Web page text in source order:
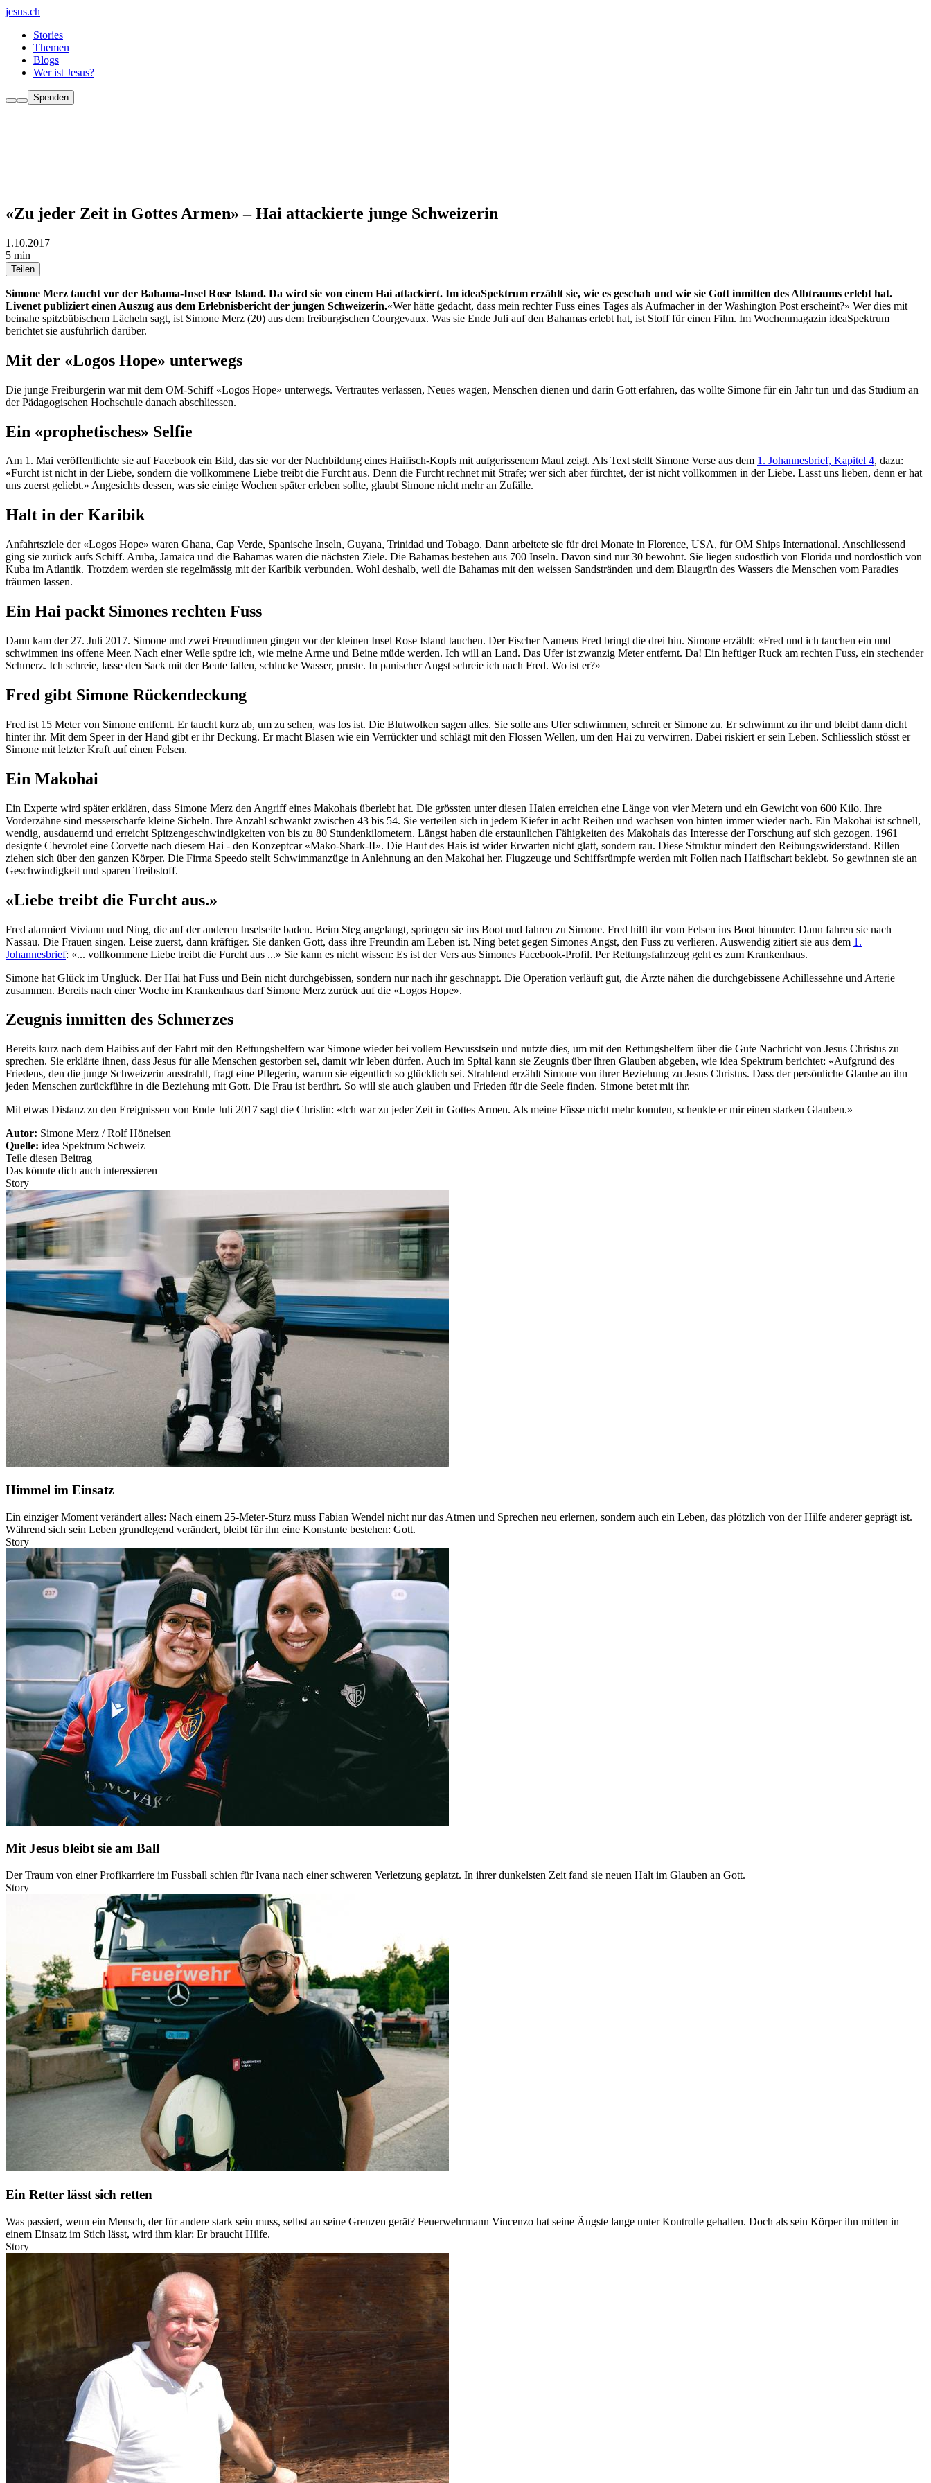
jesus.ch
Stories
Themen
Blogs
Wer ist Jesus?
Spenden
«Zu jeder Zeit in Gottes Armen» – Hai attackierte junge Schweizerin
1.10.2017
5 min
Teilen
Simone Merz taucht vor der Bahama-Insel Rose Island. Da wird sie von einem Hai attackiert. Im ideaSpektrum erzählt sie, wie es geschah und wie sie Gott inmitten des Albtraums erlebt hat.
Livenet publiziert einen Auszug aus dem Erlebnisbericht der jungen Schweizerin.«Wer hätte gedacht, dass mein rechter Fuss eines Tages als Aufmacher in der Washington Post erscheint?» Wer dies mit
beinahe spitzbübischem Lächeln sagt, ist Simone Merz (20) aus dem freiburgischen Courgevaux. Was sie Ende Juli auf den Bahamas erlebt hat, ist Stoff für einen Film. Im Wochenmagazin ideaSpektrum
berichtet sie ausführlich darüber.
Mit der «Logos Hope» unterwegs
Die junge Freiburgerin war mit dem OM-Schiff «Logos Hope» unterwegs. Vertrautes verlassen, Neues wagen, Menschen dienen und darin Gott erfahren, das wollte Simone für ein Jahr tun und das Studium an
der Pädagogischen Hochschule danach abschliessen.
Ein «prophetisches» Selfie
Am 1. Mai veröffentlichte sie auf Facebook ein Bild, das sie vor der Nachbildung eines Haifisch-Kopfs mit aufgerissenem Maul zeigt. Als Text stellt Simone Verse aus dem 1. Johannesbrief, Kapitel 4, dazu:
«Furcht ist nicht in der Liebe, sondern die vollkommene Liebe treibt die Furcht aus. Denn die Furcht rechnet mit Strafe; wer sich aber fürchtet, der ist nicht vollkommen in der Liebe. Lasst uns lieben, denn er hat
uns zuerst geliebt.» Angesichts dessen, was sie einige Wochen später erleben sollte, glaubt Simone nicht mehr an Zufälle.
Halt in der Karibik
Anfahrtsziele der «Logos Hope» waren Ghana, Cap Verde, Spanische Inseln, Guyana, Trinidad und Tobago. Dann arbeitete sie für drei Monate in Florence, USA, für OM Ships International. Anschliessend
ging sie zurück aufs Schiff. Aruba, Jamaica und die Bahamas waren die nächsten Ziele. Die Bahamas bestehen aus 700 Inseln. Davon sind nur 30 bewohnt. Sie liegen südöstlich von Florida und nordöstlich von
Kuba im Atlantik. Trotzdem werden sie regelmässig mit der Karibik verbunden. Wohl deshalb, weil die Bahamas mit den weissen Sandstränden und dem Blaugrün des Wassers die Menschen vom Paradies
träumen lassen.
Ein Hai packt Simones rechten Fuss
Dann kam der 27. Juli 2017. Simone und zwei Freundinnen gingen vor der kleinen Insel Rose Island tauchen. Der Fischer Namens Fred bringt die drei hin. Simone erzählt: «Fred und ich tauchen ein und
schwimmen ins offene Meer. Nach einer Weile spüre ich, wie meine Arme und Beine müde werden. Ich will an Land. Das Ufer ist zwanzig Meter entfernt. Da! Ein heftiger Ruck am rechten Fuss, ein stechender
Schmerz. Ich schreie, lasse den Sack mit der Beute fallen, schlucke Wasser, pruste. In panischer Angst schreie ich nach Fred. Wo ist er?»
Fred gibt Simone Rückendeckung
Fred ist 15 Meter von Simone entfernt. Er taucht kurz ab, um zu sehen, was los ist. Die Blutwolken sagen alles. Sie solle ans Ufer schwimmen, schreit er Simone zu. Er schwimmt zu ihr und bleibt dann dicht
hinter ihr. Mit dem Speer in der Hand gibt er ihr Deckung. Er macht Blasen wie ein Verrückter und schlägt mit den Flossen Wellen, um den Hai zu verwirren. Dabei riskiert er sein Leben. Schliesslich stösst er
Simone mit letzter Kraft auf einen Felsen.
Ein Makohai
Ein Experte wird später erklären, dass Simone Merz den Angriff eines Makohais überlebt hat. Die grössten unter diesen Haien erreichen eine Länge von vier Metern und ein Gewicht von 600 Kilo. Ihre
Vorderzähne sind messerscharfe kleine Sicheln. Ihre Anzahl schwankt zwischen 43 bis 54. Sie verteilen sich in jedem Kiefer in acht Reihen und wachsen von hinten immer wieder nach. Ein Makohai ist schnell,
wendig, ausdauernd und erreicht Spitzengeschwindigkeiten von bis zu 80 Stundenkilometern. Längst haben die erstaunlichen Fähigkeiten des Makohais das Interesse der Forschung auf sich gezogen. 1961
designte Chevrolet eine Corvette nach diesem Hai - den Konzeptcar «Mako-Shark-II». Die Haut des Hais ist wider Erwarten nicht glatt, sondern rau. Diese Struktur mindert den Reibungswiderstand. Rillen
ziehen sich über den ganzen Körper. Die Firma Speedo stellt Schwimmanzüge in Anlehnung an den Makohai her. Flugzeuge und Schiffsrümpfe werden mit Folien nach Haifischart beklebt. So gewinnen sie an
Geschwindigkeit und sparen Treibstoff.
«Liebe treibt die Furcht aus.»
Fred alarmiert Viviann und Ning, die auf der anderen Inselseite baden. Beim Steg angelangt, springen sie ins Boot und fahren zu Simone. Fred hilft ihr vom Felsen ins Boot hinunter. Dann fahren sie nach
Nassau. Die Frauen singen. Leise zuerst, dann kräftiger. Sie danken Gott, dass ihre Freundin am Leben ist. Ning betet gegen Simones Angst, den Fuss zu verlieren. Auswendig zitiert sie aus dem 1.
Johannesbrief: «... vollkommene Liebe treibt die Furcht aus ...» Sie kann es nicht wissen: Es ist der Vers aus Simones Facebook-Profil. Per Rettungsfahrzeug geht es zum Krankenhaus.
Simone hat Glück im Unglück. Der Hai hat Fuss und Bein nicht durchgebissen, sondern nur nach ihr geschnappt. Die Operation verläuft gut, die Ärzte nähen die durchgebissene Achillessehne und Arterie
zusammen. Bereits nach einer Woche im Krankenhaus darf Simone Merz zurück auf die «Logos Hope».
Zeugnis inmitten des Schmerzes
Bereits kurz nach dem Haibiss auf der Fahrt mit den Rettungshelfern war Simone wieder bei vollem Bewusstsein und nutzte dies, um mit den Rettungshelfern über die Gute Nachricht von Jesus Christus zu
sprechen. Sie erklärte ihnen, dass Jesus für alle Menschen gestorben sei, damit wir leben dürfen. Auch im Spital kann sie Zeugnis über ihren Glauben abgeben, wie idea Spektrum berichtet: «Aufgrund des
Friedens, den die junge Schweizerin ausstrahlt, fragt eine Pflegerin, warum sie eigentlich so glücklich sei. Strahlend erzählt Simone von ihrer Beziehung zu Jesus Christus. Dass der persönliche Glaube an ihn
jeden Menschen zurückführe in die Beziehung mit Gott. Die Frau ist berührt. So will sie auch glauben und Frieden für die Seele finden. Simone betet mit ihr.
Mit etwas Distanz zu den Ereignissen von Ende Juli 2017 sagt die Christin: «Ich war zu jeder Zeit in Gottes Armen. Als meine Füsse nicht mehr konnten, schenkte er mir einen starken Glauben.»
Autor: Simone Merz / Rolf Höneisen
Quelle: idea Spektrum Schweiz
Teile diesen Beitrag
Das könnte dich auch interessieren
Story
Himmel im Einsatz
Ein einziger Moment verändert alles: Nach einem 25-Meter-Sturz muss Fabian Wendel nicht nur das Atmen und Sprechen neu erlernen, sondern auch ein Leben, das plötzlich von der Hilfe anderer geprägt ist.
Während sich sein Leben grundlegend verändert, bleibt für ihn eine Konstante bestehen: Gott.
Story
Mit Jesus bleibt sie am Ball
Der Traum von einer Profikarriere im Fussball schien für Ivana nach einer schweren Verletzung geplatzt. In ihrer dunkelsten Zeit fand sie neuen Halt im Glauben an Gott.
Story
Ein Retter lässt sich retten
Was passiert, wenn ein Mensch, der für andere stark sein muss, selbst an seine Grenzen gerät? Feuerwehrmann Vincenzo hat seine Ängste lange unter Kontrolle gehalten. Doch als sein Körper ihn mitten in
einem Einsatz im Stich lässt, wird ihm klar: Er braucht Hilfe.
Story